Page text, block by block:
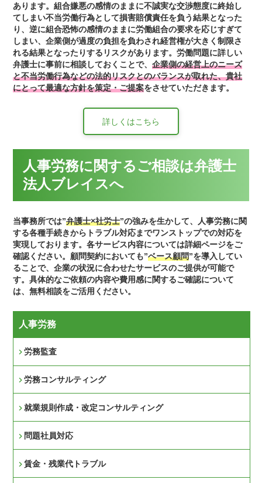
あります。組合嫌悪の感情のままに不誠実な交渉態度に終始し
てしまい不当労働行為として損害賠償責任を負う結果となった
り、逆に組合恐怖の感情のままに労働組合の要求を応じすぎて
しまい、企業側が過度の負担を負わされ経営権が大きく制限さ
れる結果となったりするリスクがあります。労働問題に詳しい
弁護士に事前に相談しておくことで、企業側の経営上のニーズ
と不当労働行為などの法的リスクとのバランスが取れた、貴社
にとって最適な方針を策定・ご提案をさせていただきます。
詳しくはこちら
人事労務に関するご相談は弁護士
法人ブレイスへ
当事務所では”弁護士×社労士”の強みを生かして、人事労務に関
する各種手続きからトラブル対応までワンストップでの対応を
実現しております。各サービス内容については詳細ページをご
確認ください。顧問契約においても”ベース顧問”を導入してい
ることで、企業の状況に合わせたサービスのご提供が可能で
す。具体的なご依頼の内容や費用感に関するご確認について
は、無料相談をご活用ください。
人事労務
労務監査
労務コンサルティング
就業規則作成・改定コンサルティング
問題社員対応
賃金・残業代トラブル